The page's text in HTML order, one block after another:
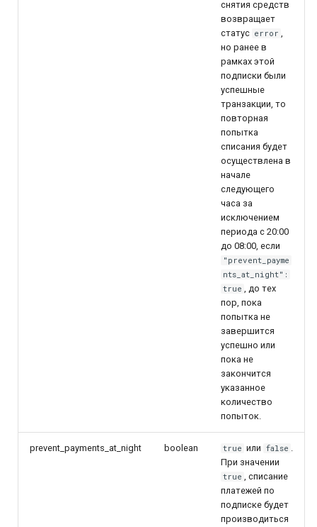
снятия средств
возвращает
статус error ,
но ранее в
рамках этой
подписки были
успешные
транзакции, то
повторная
попытка
списания будет
осуществлена в
начале
следующего
часа за
исключением
периода с 20:00
до 08:00, если
"prevent_payme
nts_at_night":
true , до тех
пор, пока
попытка не
завершится
успешно или
пока не
закончится
указанное
количество
попыток.
prevent_payments_at_night boolean true или false .
При значении
true , списание
платежей по
подписке будет
производиться